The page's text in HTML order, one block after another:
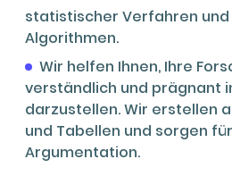
statistischer Verfahren und
Algorithmen.
Wir helfen Ihnen, Ihre
verständlich und prägnant
darzustellen. Wir erstellen
und Tabellen und sorgen
Argumentation.